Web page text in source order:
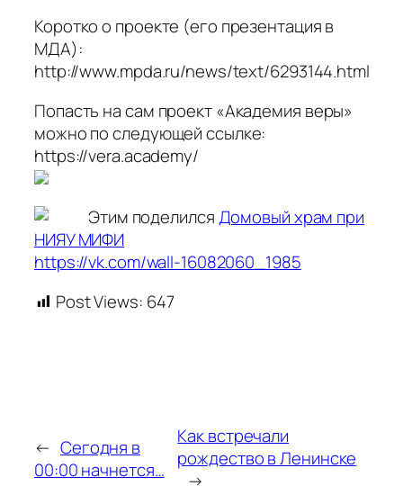
Коротко о проекте (его презентация в
МДА):
http://www.mpda.ru/news/text/6293144.html
Попасть на сам проект «Академия веры»
можно по следующей ссылке:
https://vera.academy/
Этим поделилсяДомовый храм при
НИЯУ МИФИ
https://vk.com/wall-16082060_1985
Post Views: 647
← Сегодня в
00:00 начнется…
Как встречали
рождество в Ленинске
→